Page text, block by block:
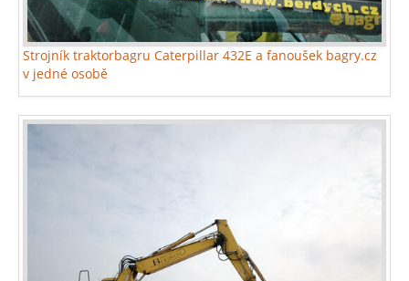
Strojník traktorbagru Caterpillar 432E a fanoušek bagry.cz
v jedné osobě